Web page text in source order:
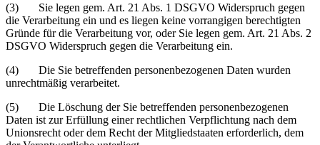
(3) Sie legen gem. Art. 21 Abs. 1 DSGVO Widerspruch gegen
die Verarbeitung ein und es liegen keine vorrangigen berechtigten
Gründe für die Verarbeitung vor, oder Sie legen gem. Art. 21 Abs. 2
DSGVO Widerspruch gegen die Verarbeitung ein.
(4) Die Sie betreffenden personenbezogenen Daten wurden
unrechtmäßig verarbeitet.
(5) Die Löschung der Sie betreffenden personenbezogenen
Daten ist zur Erfüllung einer rechtlichen Verpflichtung nach dem
Unionsrecht oder dem Recht der Mitgliedstaaten erforderlich, dem